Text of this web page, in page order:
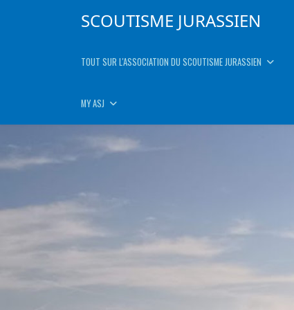
SCOUTISME JURASSIEN
TOUT SUR L'ASSOCIATION DU SCOUTISME JURASSIEN
MY ASJ